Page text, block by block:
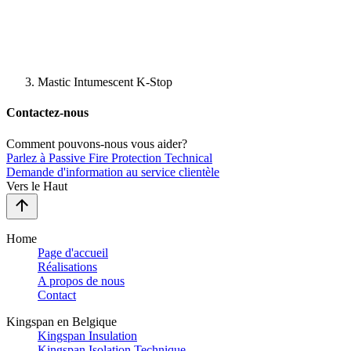
Mastic Intumescent K-Stop
Contactez-nous
Comment pouvons-nous vous aider?
Parlez à Passive Fire Protection Technical
Demande d'information au service clientèle
Vers le Haut
Home
Page d'accueil
Réalisations
A propos de nous
Contact
Kingspan en Belgique
Kingspan Insulation